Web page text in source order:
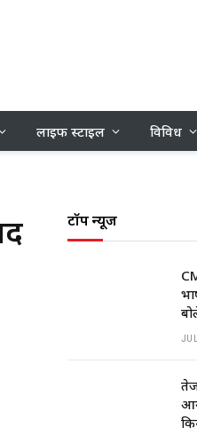
लाइफ स्टाइल विविध
टॉप न्यूज